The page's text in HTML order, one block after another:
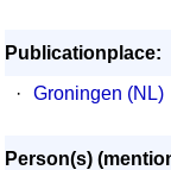
Publicationplace:
·
Groningen (NL)
Person(s)